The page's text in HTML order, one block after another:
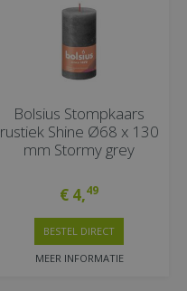
Bolsius Stompkaars
rustiek Shine Ø68 x 130
mm Stormy grey
€ 4,49
MEER INFORMATIE
BESTEL DIRECT